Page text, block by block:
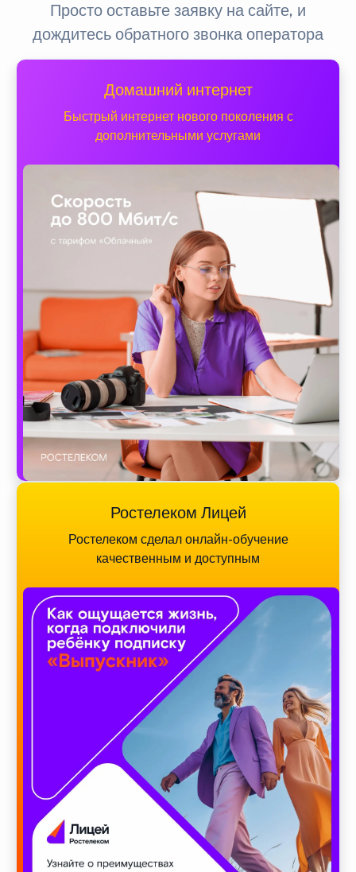
Просто оставьте заявку на сайте, и
дождитесь обратного звонка оператора
Домашний интернет
Быстрый интернет нового поколения с
дополнительными услугами
Ростелеком Лицей
Ростелеком сделал онлайн-обучение
качественным и доступным